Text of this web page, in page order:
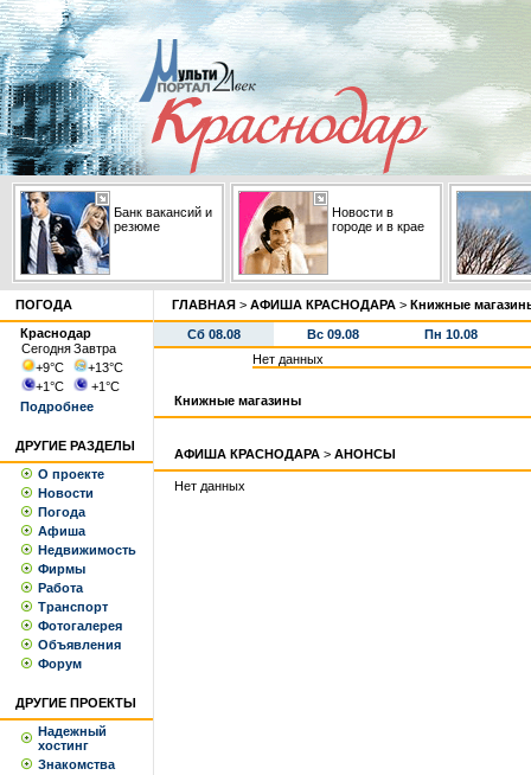
Банк вакансий и
резюме
Новости в
городе и в крае
ПОГОДА
Краснодар
СегодняЗавтра
+9°С +13°С
+1°С +1°С
Подробнее
ДРУГИЕ РАЗДЕЛЫ
О проекте
Новости
Погода
Афиша
Недвижимость
Фирмы
Работа
Транспорт
Фотогалерея
Объявления
Форум
ДРУГИЕ ПРОЕКТЫ
Надежный
хостинг
Знакомства
ГЛАВНАЯ > АФИША КРАСНОДАРА > Книжные
Сб 08.08 Вс 09.08
Пн 10.08
Нет данных
Книжные магазины
АФИША КРАСНОДАРА > АНОНСЫ
Нет данных